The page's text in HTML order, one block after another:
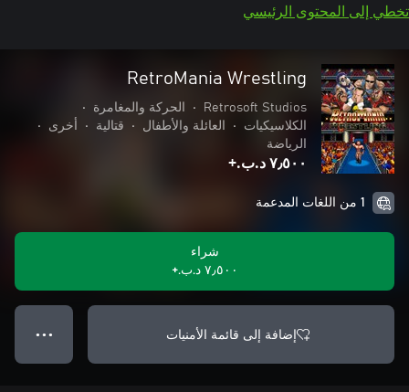
تخطي إلى المحتوى الرئيسي
RetroMania Wrestling
Retrosoft Studios
• الحركة والمغامرة
•
الكلاسيكيات
• العائلة والأطفال • قتالية • أخرى
•
الرياضة
٧٫٥٠٠ د.ب.‏+
1 من اللغات المدعمة
شراء
٧٫٥٠٠ د.ب.‏+
إضافة إلى قائمة الأمنيات ● ● ●